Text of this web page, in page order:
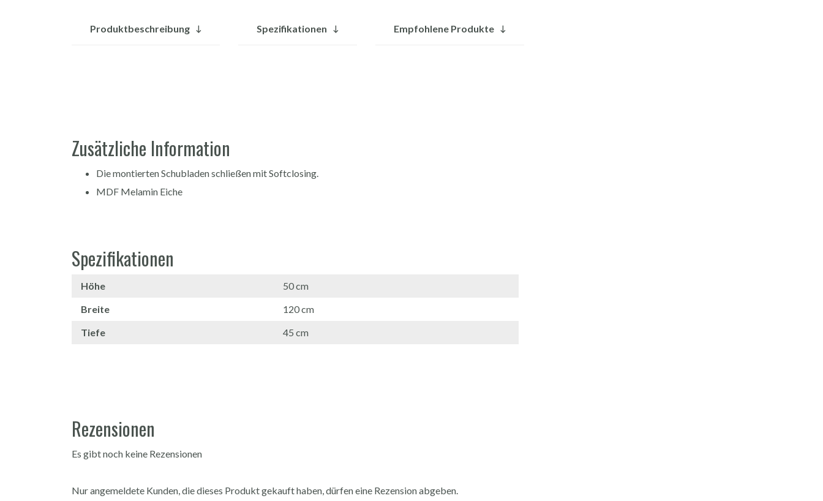
Produktbeschreibung Spezifikationen Empfohlene Produkte
Zusätzliche Information
Die montierten Schubladen schließen mit Softclosing.
MDF Melamin Eiche
Spezifikationen
Höhe
50 cm
Breite
120 cm
Tiefe
45 cm
Rezensionen
Es gibt noch keine Rezensionen
Nur angemeldete Kunden, die dieses Produkt gekauft haben, dürfen eine Rezension abgeben.